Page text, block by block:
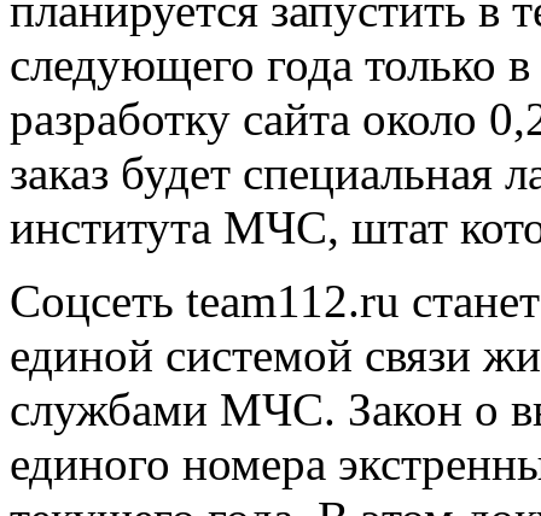
следующего года только
разработку сайта около
заказ будет специальная
института МЧС, штат
Соцсеть team112.ru
единой системой связи
службами МЧС. Закон о
единого номера